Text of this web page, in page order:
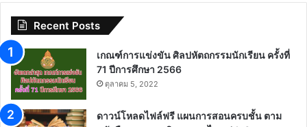
Recent Posts
เกณฑ์การแข่งขัน ศิลปหัตถกรรมนักเรียน ครั้งที่
71 ปีการศึกษา 2566
ตุลาคม 5, 2022
ดาวน์โหลดไฟล์ฟรี แผนการสอนครบชั้น ตาม